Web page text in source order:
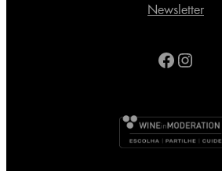
Newsletter
Facebook